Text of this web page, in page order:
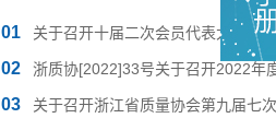
01
02
03